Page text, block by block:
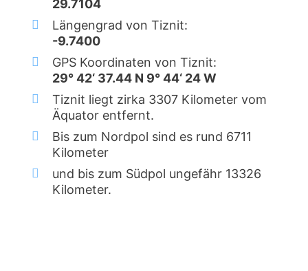
29.7104
Längengrad von Tiznit:
-9.7400
GPS Koordinaten von Tiznit:
29° 42‘ 37.44 N 9° 44‘ 24 W
Tiznit liegt zirka 3307 Kilometer vom
Äquator entfernt.
Bis zum Nordpol sind es rund 6711
Kilometer
und bis zum Südpol ungefähr 13326
Kilometer.